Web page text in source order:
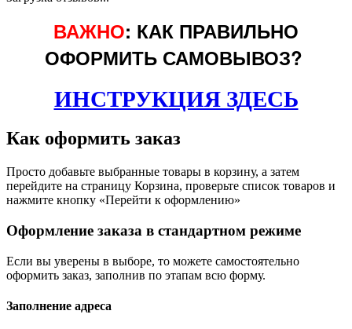
ВАЖНО: КАК ПРАВИЛЬНО
ОФОРМИТЬ САМОВЫВОЗ?
ИНСТРУКЦИЯ ЗДЕСЬ
Как оформить заказ
Просто добавьте выбранные товары в корзину, а затем
перейдите на страницу Корзина, проверьте список товаров и
нажмите кнопку «Перейти к оформлению»
Оформление заказа в стандартном режиме
Если вы уверены в выборе, то можете самостоятельно
оформить заказ, заполнив по этапам всю форму.
Заполнение адреса